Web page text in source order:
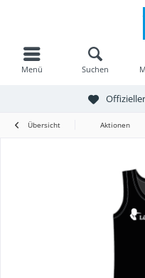
Menü Suchen
Übersicht Aktionen